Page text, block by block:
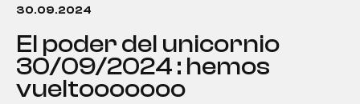
30.09.2024
el poder del unicornio
30/09/2024 : hemos
vueltooooooo